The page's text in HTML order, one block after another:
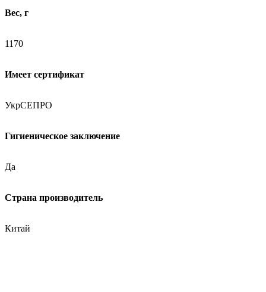
Вес, г
1170
Имеет сертификат
УкрСЕПРО
Гигиеническое заключение
Да
Страна производитель
Китай